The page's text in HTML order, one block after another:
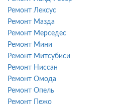
Ремонт Лексус
Ремонт Мазда
Ремонт Мерседес
Ремонт Мини
Ремонт Митсубиси
Ремонт Ниссан
Ремонт Омода
Ремонт Опель
Ремонт Пежо